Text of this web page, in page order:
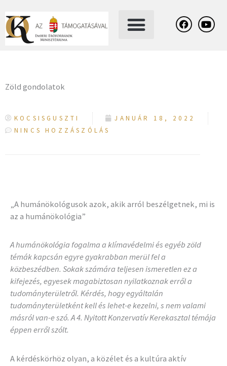
to
content
a
c
e
o
u
t
Zöld gondolatok
KOCSISGUSZTI
JANUÁR 18, 2022
NINCS HOZZÁSZÓLÁS
„A humánökológusok azok, akik arról beszélgetnek, mi is
az a humánökológia”
A humánökológia fogalma a klímavédelmi és egyéb zöld
témák kapcsán egyre gyakrabban merül fel a
közbeszédben. Sokak számára teljesen ismeretlen ez a
kifejezés, egyesek magabiztosan nyilatkoznak erről a
tudományterületről. Kérdés, hogy egyáltalán
tudományterületként kell és lehet-e kezelni, s nem valami
másról van-e szó. A 4. Nyitott Konzervatív Kerekasztal témája
éppen erről szólt.
A kérdéskörhöz olyan, a közélet és a kultúra aktív